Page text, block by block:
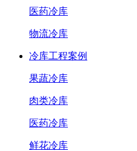
医药冷库
物流冷库
冷库工程案例
果蔬冷库
肉类冷库
医药冷库
鲜花冷库